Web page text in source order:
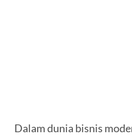
Dalam dunia bisnis